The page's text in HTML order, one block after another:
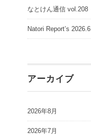
なとけん通信 vol.208
Natori Report’s 2026.6
アーカイブ
2026年8月
2026年7月